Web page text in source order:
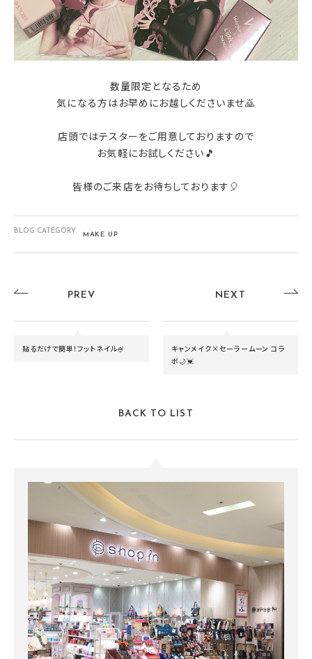
数量限定となるため
気になる方はお早めにお越しくださいませ🙇
店頭ではテスターをご用意しておりますので
お気軽にお試しください🎵
皆様のご来店をお待ちしております🎈
BLOG CATEGORY
:
MAKE UP
PREV
貼るだけで簡単！フットネイル🍧
NEXT
キャンメイク×セーラームーン コラ
ボ🌙💓
BACK TO LIST